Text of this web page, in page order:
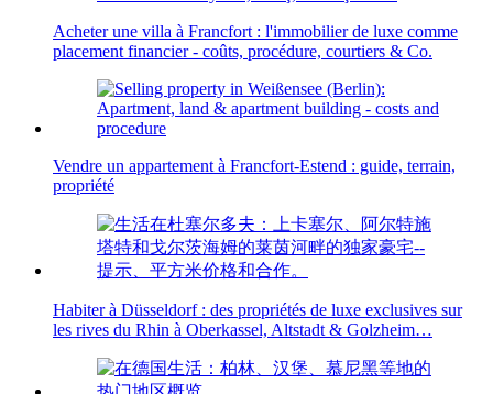
Acheter une villa à Francfort : l'immobilier de luxe comme
placement financier - coûts, procédure, courtiers & Co.
Vendre un appartement à Francfort-Estend : guide, terrain,
propriété
Habiter à Düsseldorf : des propriétés de luxe exclusives sur
les rives du Rhin à Oberkassel, Altstadt & Golzheim…